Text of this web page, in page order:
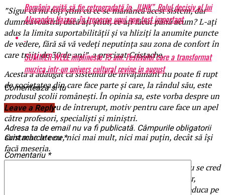
”Sigur că nu toţi ştim cu ce se mănâncă acest sistem, dar
dumneavoastră, dacă aţi ştiut, ce aţi făcut până acum? L-aţi
adus la limita suportabilităţii şi va hliziţi la anumite puncte
de vedere, fără să vă vedeţi neputinţa sau zona de confort în
care trăiţi de 30 de ani”, a precizat Cristache.
Acesta a adăugat că sistemul de învățământ nu poate fi rupt
de societatea din care face parte și care, la rândul său, este
produsul școlii românești. În opinia sa, este vorba despre un
cerc vicios, greu de întrerupt, motiv pentru care face un apel
către profesori, specialiști și miniștri.
Cristache le cere, nici mai mult, nici mai puțin, decât să își
facă meseria.
”Lăsaţi derapajele anumitor părinţi care au ajuns sau se cred
buricul Pământului! Rolul dumneavoastră este major,
dumneavoastră sunteţi cei educaţi, adică cei care îi educa pe
România evită să fie retrogradată în „JUNK”. Rolul decisiv al lui
Alexandru Nazare, în trecerea unui nou test important
SUMMER WELL implineste 15 ani. Festivalul care a transformat
muzica intr-un univers cultural revine in august
Comenteaza si tu
Leave a Reply
Adresa ta de email nu va fi publicată. Câmpurile obligatorii
sunt marcate cu*
Comentariu *